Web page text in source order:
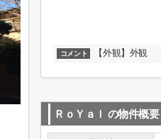
コメント 【外観】外観
ＲｏＹａｌ の物件概要